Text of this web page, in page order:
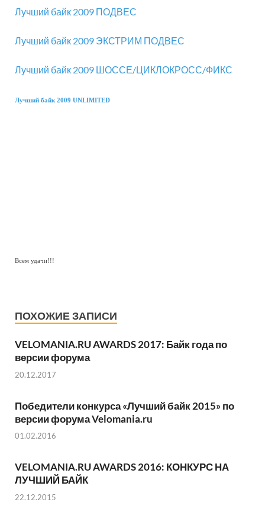
Лучший байк 2009 ПОДВЕС
Лучший байк 2009 ЭКСТРИМ ПОДВЕС
Лучший байк 2009 ШОССЕ/ЦИКЛОКРОСС/ФИКС
Лучший байк 2009 UNLIMITED
Всем удачи!!!
ПОХОЖИЕ ЗАПИСИ
VELOMANIA.RU AWARDS 2017: Байк года по
версии форума
20.12.2017
Победители конкурса «Лучший байк 2015» по
версии форума Velomania.ru
01.02.2016
VELOMANIA.RU AWARDS 2016: КОНКУРС НА
ЛУЧШИЙ БАЙК
22.12.2015